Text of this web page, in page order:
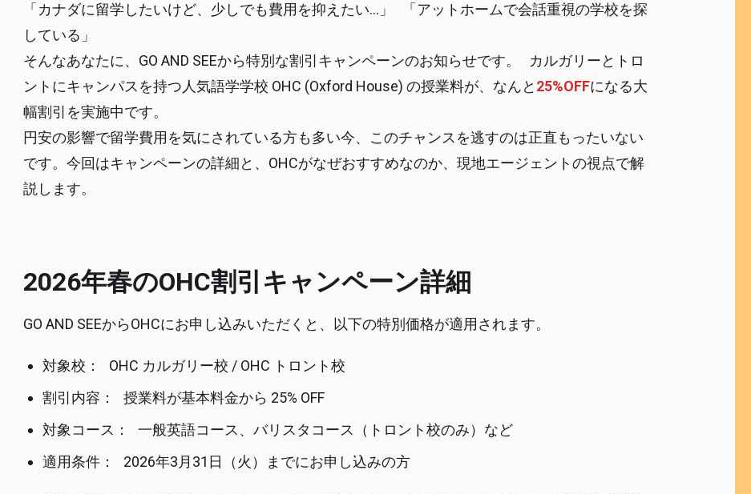
「カナダに留学したいけど、少しでも費用を抑えたい…」 「アットホームで会話重視の学校を探
している」
そんなあなたに、GO AND SEEから特別な割引キャンペーンのお知らせです。 カルガリーとトロ
ントにキャンパスを持つ人気語学学校 OHC (Oxford House) の授業料が、なんと 25%OFFになる大
幅割引を実施中です。
円安の影響で留学費用を気にされている方も多い今、このチャンスを逃すのは正直もったいない
です。今回はキャンペーンの詳細と、OHCがなぜおすすめなのか、現地エージェントの視点で解
説します。
2026年春のOHC割引キャンペーン詳細
GO AND SEEからOHCにお申し込みいただくと、以下の特別価格が適用されます。
対象校： OHC カルガリー校 / OHC トロント校
割引内容： 授業料が基本料金から 25% OFF
対象コース： 一般英語コース、バリスタコース（トロント校のみ）など
適用条件： 2026年3月31日（火）までにお申し込みの方